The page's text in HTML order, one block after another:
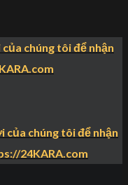
chúng tôi để nhận
chúng tôi để nhận
24KARA.com